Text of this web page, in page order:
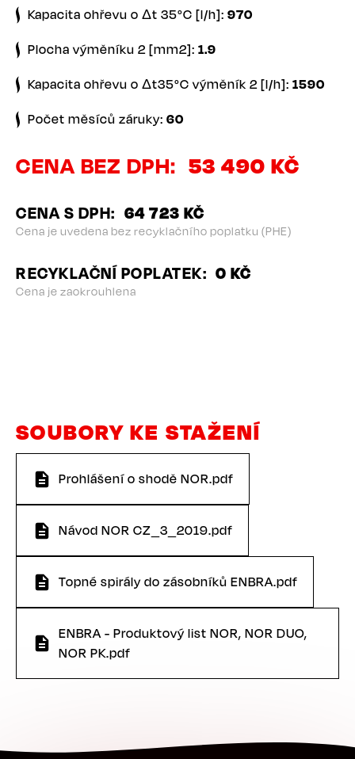
Kapacita ohřevu o Δt 35°C [l/h]: 970
Plocha výměníku 2 [mm2]: 1.9
Kapacita ohřevu o Δt35°C výměník 2 [l/h]: 1590
Počet měsíců záruky: 60
CENA BEZ DPH 53 490 KČ
CENA S DPH 64 723 KČ
Cena je uvedena bez recyklačního poplatku (PHE)
RECYKLAČNÍ POPLATEK 0 KČ
Cena je zaokrouhlena
SOUBORY KE STAŽENÍ
Prohlášení o shodě NOR.pdf
Návod NOR CZ_3_2019.pdf
Topné spirály do zásobníků ENBRA.pdf
ENBRA - Produktový list NOR, NOR DUO,
NOR PK.pdf